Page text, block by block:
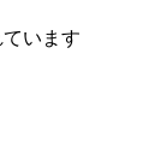
います